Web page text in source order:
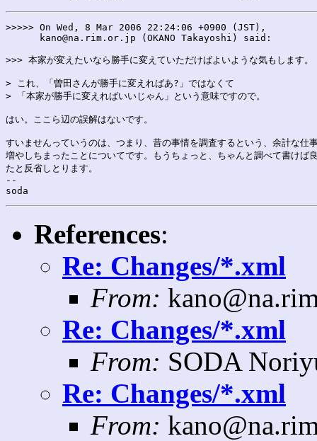
>>>>> On Wed, 8 Mar 2006 22:24:06 +0900 (JST),
      kano@na.rim.or.jp (OKANO Takayoshi) said:
>>> 本家が変えたいなら勝手に変えていただけばよいような気もします。
> これ、「曽田さんが勝手に変えればあ?」ではなくて
> 「本家が勝手に変えればいいじゃん」という意味ですので。
はい。ここら辺の誤解はないです。
すいませんっていうのは、つまり、昔の事情を調査するという、余計な仕
増やしちまったことについてです。もうちょっと、ちゃんと調べて書けば
たと反省しとります。
--
References:
Re: Changes/*.xml
From:
Re: Changes/*.xml
From: SODA
Re: Changes/*.xml
From: